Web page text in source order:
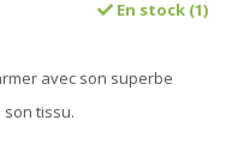
En stock (1)
avec son superbe
tissu.